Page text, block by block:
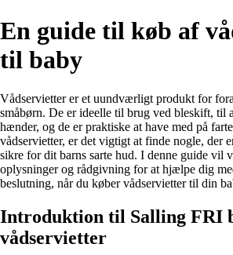
En guide til køb af
til baby
Vådservietter er et uundværligt produkt for
småbørn. De er ideelle til brug ved bleskift, til
hænder, og de er praktiske at have med på
vådservietter, er det vigtigt at finde nogle, der
sikre for dit barns sarte hud. I denne guide vil
oplysninger og rådgivning for at hjælpe dig
beslutning, når du køber vådservietter til din
Introduktion til Salling FRI
vådservietter